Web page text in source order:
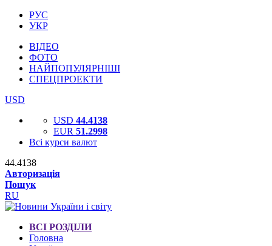
РУС
УКР
ВІДЕО
ФОТО
НАЙПОПУЛЯРНІШІ
СПЕЦПРОЕКТИ
USD
USD 44.4138
EUR 51.2998
Всі курси валют
44.4138
Авторизація
Пошук
RU
ВСІ РОЗДІЛИ
Головна